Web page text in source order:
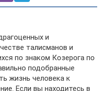
и
талисманов и
по знаком Козерога по
подобранные
жизнь человека к
Если вы находитесь в